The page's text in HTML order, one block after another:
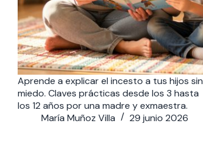
Aprende a explicar el incesto a tus hijos sin
miedo. Claves prácticas desde los 3 hasta
los 12 años por una madre y exmaestra.
María Muñoz Villa
29 junio 2026